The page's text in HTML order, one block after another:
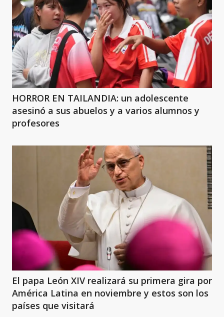
HORROR EN TAILANDIA: un adolescente
asesinó a sus abuelos y a varios alumnos y
profesores
El papa León XIV realizará su primera gira por
América Latina en noviembre y estos son los
países que visitará